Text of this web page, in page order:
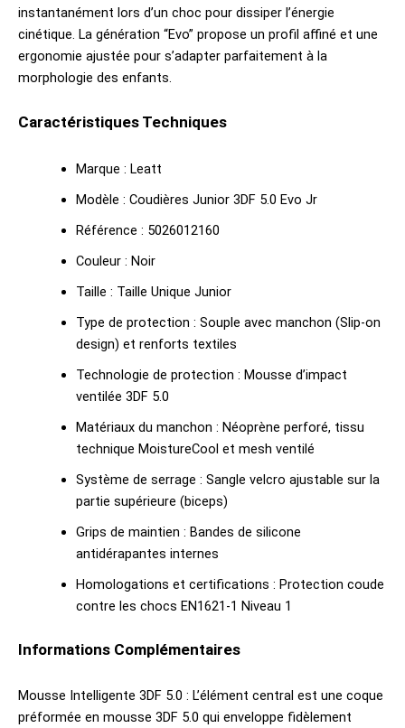
instantanément lors d’un choc pour dissiper l’énergie
cinétique. La génération “Evo” propose un profil affiné et une
ergonomie ajustée pour s’adapter parfaitement à la
morphologie des enfants.
Caractéristiques Techniques
Marque : Leatt
Modèle : Coudières Junior 3DF 5.0 Evo Jr
Référence : 5026012160
Couleur : Noir
Taille : Taille Unique Junior
Type de protection : Souple avec manchon (Slip-on
design) et renforts textiles
Technologie de protection : Mousse d’impact
ventilée 3DF 5.0
Matériaux du manchon : Néoprène perforé, tissu
technique MoistureCool et mesh ventilé
Système de serrage : Sangle velcro ajustable sur la
partie supérieure (biceps)
Grips de maintien : Bandes de silicone
antidérapantes internes
Homologations et certifications : Protection coude
contre les chocs EN1621-1 Niveau 1
Informations Complémentaires
Mousse Intelligente 3DF 5.0 : L’élément central est une coque
préformée en mousse 3DF 5.0 qui enveloppe fidèlement